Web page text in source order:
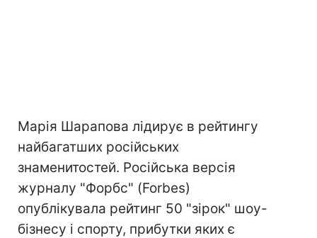
Марія Шарапова лідирує в рейтингу
найбагатших російських
знаменитостей. Російська версія
журналу "Форбс" (Forbes)
опублікувала рейтинг 50 "зірок" шоу-
бізнесу і спорту, прибутки яких є